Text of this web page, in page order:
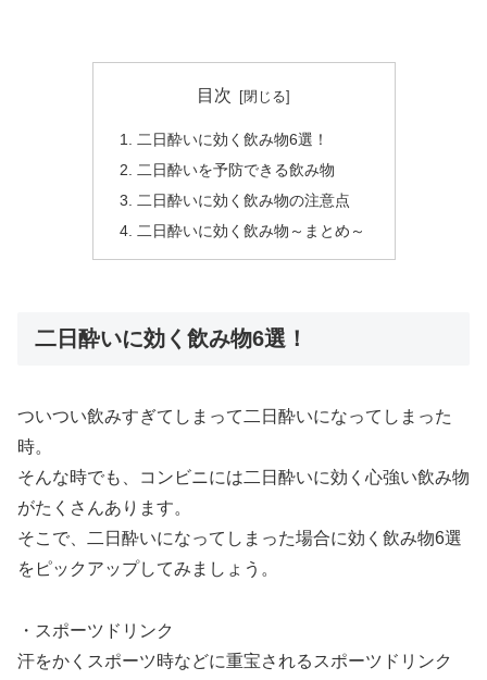
目次
二日酔いに効く飲み物6選！
二日酔いを予防できる飲み物
二日酔いに効く飲み物の注意点
二日酔いに効く飲み物～まとめ～
二日酔いに効く飲み物6選！
ついつい飲みすぎてしまって二日酔いになってしまった
時。
そんな時でも、コンビニには二日酔いに効く心強い飲み物
がたくさんあります。
そこで、二日酔いになってしまった場合に効く飲み物6選
をピックアップしてみましょう。
・スポーツドリンク
汗をかくスポーツ時などに重宝されるスポーツドリンク